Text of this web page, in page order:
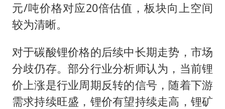
元/吨价格对应20倍估值，板块向上空间
较为清晰。
对于碳酸锂价格的后续中长期走势，市场
分歧仍存。部分行业分析师认为，当前锂
价上涨是行业周期反转的信号，随着下游
需求持续旺盛，锂价有望持续走高，锂矿